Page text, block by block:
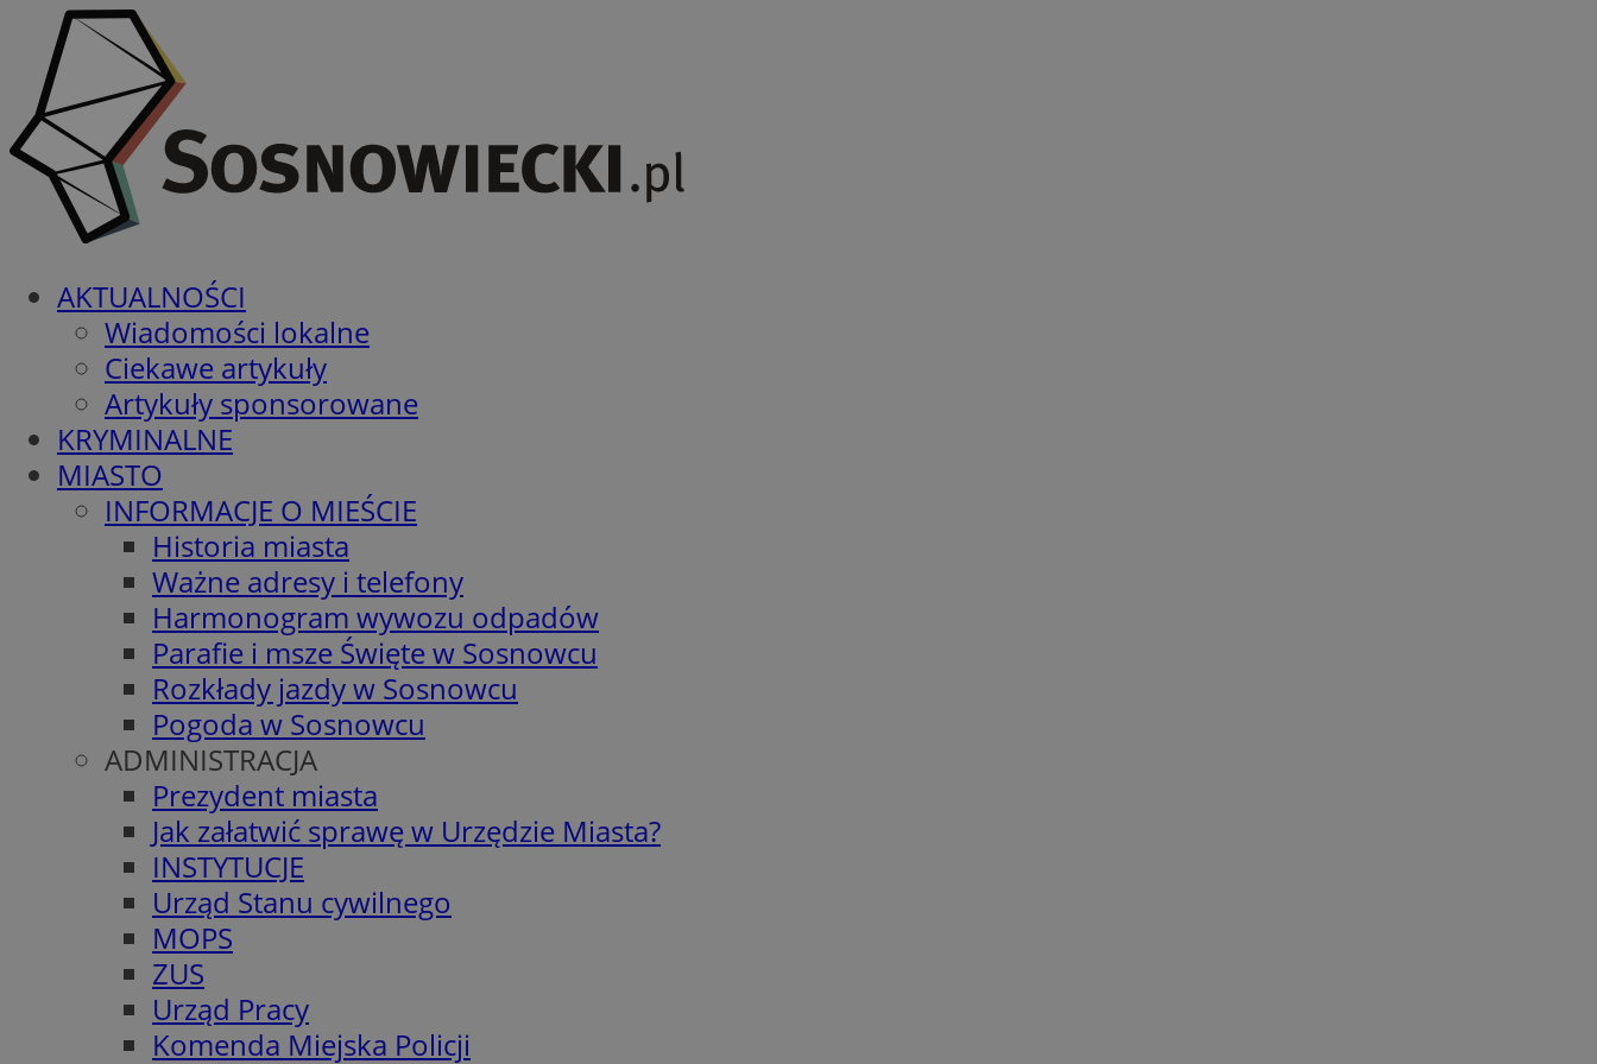
AKTUALNOŚCI
Wiadomości lokalne
Ciekawe artykuły
Artykuły sponsorowane
KRYMINALNE
MIASTO
INFORMACJE O MIEŚCIE
Historia miasta
Ważne adresy i telefony
Harmonogram wywozu odpadów
Parafie i msze Święte w Sosnowcu
Rozkłady jazdy w Sosnowcu
Pogoda w Sosnowcu
ADMINISTRACJA
Prezydent miasta
Jak załatwić sprawę w Urzędzie Miasta?
INSTYTUCJE
Urząd Stanu cywilnego
MOPS
ZUS
Urząd Pracy
Komenda Miejska Policji